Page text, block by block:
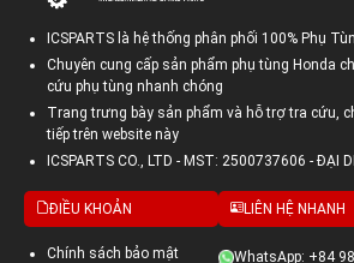
ICSPARTS là hệ thống phân phối 100% Phụ
Chuyên cung cấp sản phẩm phụ tùng Honda
cứu phụ tùng nhanh chóng
Trang trưng bày sản phẩm và hỗ trợ tra cứu,
tiếp trên website này
ICSPARTS CO., LTD - MST: 2500737606 - ĐẠI
ĐIỀU KHOẢN
Chính sách bảo mật
LIÊN HỆ NHANH
WhatsApp: +84